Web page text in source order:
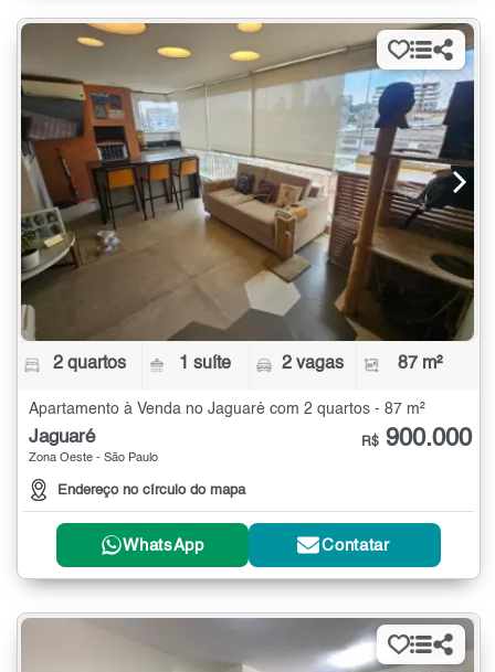
2 quartos 1 suíte 2 vagas 87 m²
Apartamento à Venda no Jaguaré com 2 quartos - 87 m²
Jaguaré
Zona Oeste - São Paulo
Endereço no círculo do mapa
R$ 900.000
WhatsApp Contatar